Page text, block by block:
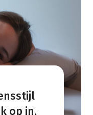
op in.